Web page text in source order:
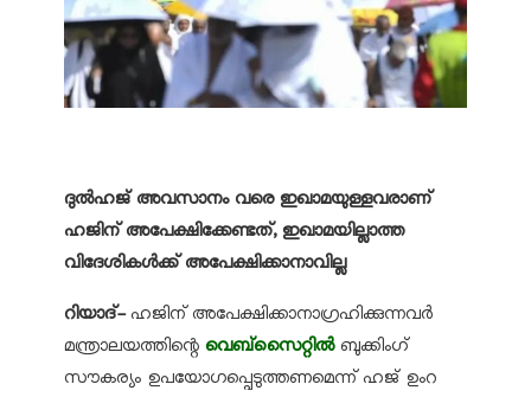
ദുൽഹജ് അവസാനം വരെ ഇഖാമയുള്ളവരാണ്
ഹജിന് അപേക്ഷിക്കേണ്ടത്, ഇഖാമയില്ലാത്ത
വിദേശികൾക്ക് അപേക്ഷിക്കാനാവില്ല
റിയാദ്- ഹജിന് അപേക്ഷിക്കാനാഗ്രഹിക്കുന്നവർ
മന്ത്രാലയത്തിന്റെ വെബ്‌സൈറ്റിൽബുക്കിംഗ്
സൗകര്യം ഉപയോഗപ്പെടുത്തണമെന്ന് ഹജ് ഉംറ